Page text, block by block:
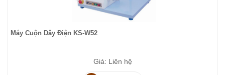
Máy Cuộn Dây Điện KS-W52
Giá: Liên hệ